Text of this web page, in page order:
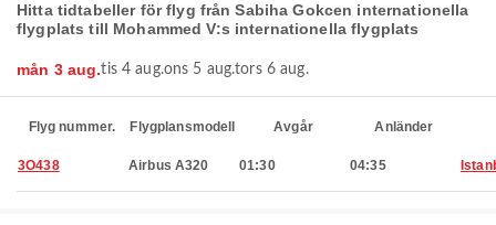
Hitta tidtabeller för flyg från Sabiha Gokcen internationella
flygplats till Mohammed V:s internationella flygplats
mån 3 aug.tis 4 aug.ons 5 aug.tors 6 aug.
Flyg nummer. Flygplansmodell Avgår Anländer
3O438 Airbus A320 01:30 04:35